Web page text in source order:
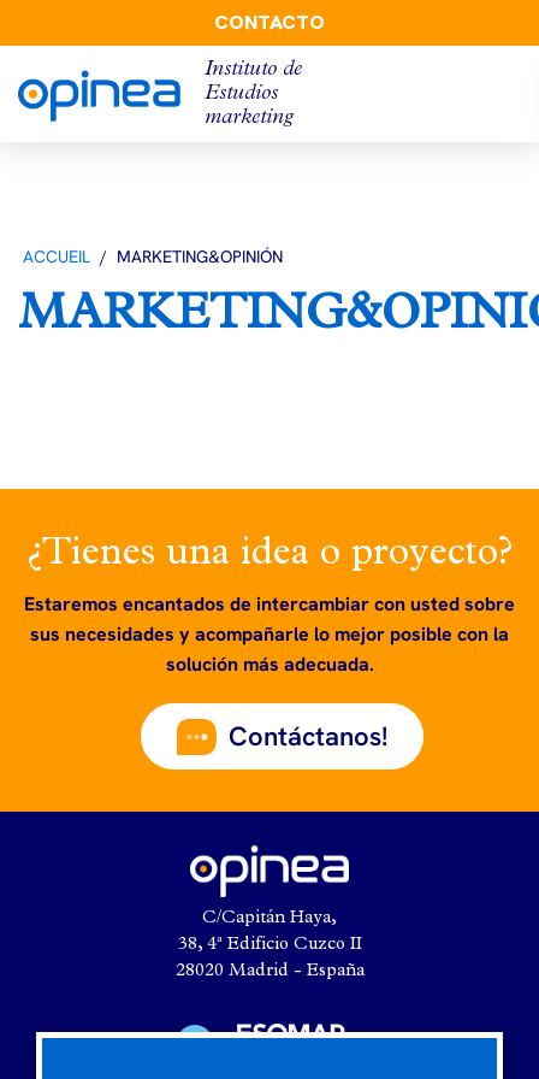
Instituto de
Estudios
marketing
CONTACTO
ACCUEIL / MARKETING&OPINIÓN
¿Tienes una idea o proyecto?
Estaremos encantados de intercambiar con usted sobre
sus necesidades y acompañarle lo mejor posible con la
solución más adecuada.
Contáctanos!
C/Capitán Haya,
38, 4ª Edificio Cuzco II
28020 Madrid - España